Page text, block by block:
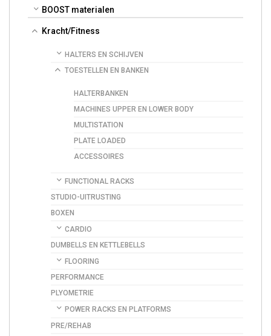
BOOST materialen
Kracht/Fitness
HALTERS EN SCHIJVEN
TOESTELLEN EN BANKEN
HALTERBANKEN
MACHINES UPPER EN LOWER BODY
MULTISTATION
PLATE LOADED
ACCESSOIRES
FUNCTIONAL RACKS
STUDIO-UITRUSTING
BOXEN
CARDIO
DUMBELLS EN KETTLEBELLS
FLOORING
PERFORMANCE
PLYOMETRIE
POWER RACKS EN PLATFORMS
PRE/REHAB